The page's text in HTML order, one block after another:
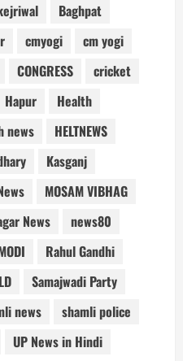
Baghpat
cmyogi
cm yogi
CONGRESS
cricket
Hapur
Health
news
HELTNEWS
Kasganj
MOSAM VIBHAG
News
news80
Rahul Gandhi
Samajwadi Party
news
shamli police
UP News in Hindi